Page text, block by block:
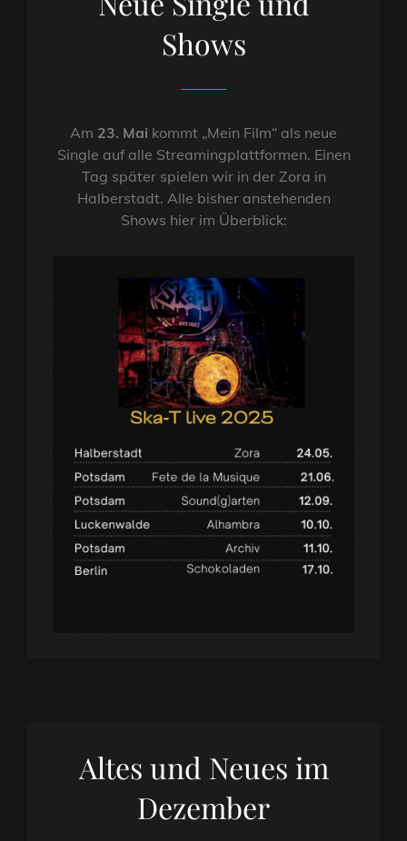
Shows
Am 23. Mai kommt „Mein Film“ als neue
Single auf alle Streamingplattformen. Einen
Tag später spielen wir in der Zora in
Halberstadt. Alle bisher anstehenden
Shows hier im Überblick:
Altes und Neues im
Dezember